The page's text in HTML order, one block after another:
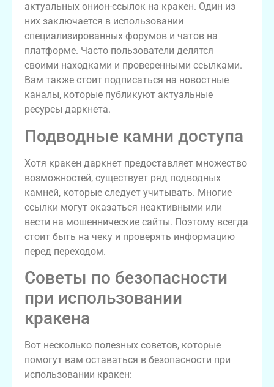
актуальных онион-ссылок на кракен. Один из
них заключается в использовании
специализированных форумов и чатов на
платформе. Часто пользователи делятся
своими находками и проверенными ссылками.
Вам также стоит подписаться на новостные
каналы, которые публикуют актуальные
ресурсы даркнета.
Подводные камни доступа
Хотя кракен даркнет предоставляет множество
возможностей, существует ряд подводных
камней, которые следует учитывать. Многие
ссылки могут оказаться неактивными или
вести на мошеннические сайты. Поэтому всегда
стоит быть на чеку и проверять информацию
перед переходом.
Советы по безопасности
при использовании
кракена
Вот несколько полезных советов, которые
помогут вам оставаться в безопасности при
использовании кракен: